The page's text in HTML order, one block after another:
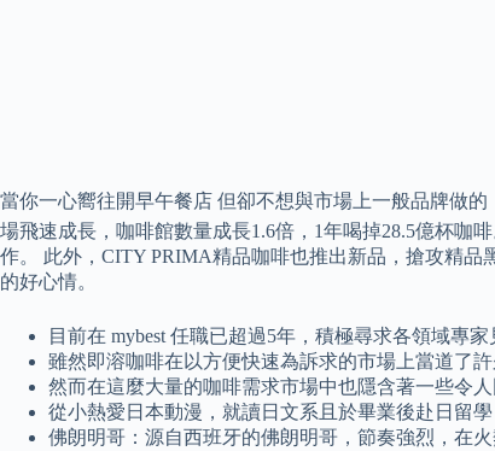
當你一心嚮往開早午餐店 但卻不想與市場上一般品牌做
場飛速成長，咖啡館數量成長1.6倍，1年喝掉28.5億杯咖
作。 此外，CITY PRIMA精品咖啡也推出新品，搶攻精
的好心情。
目前在 mybest 任職已超過5年，積極尋求各領域專
雖然即溶咖啡在以方便快速為訴求的市場上當道了
然而在這麼大量的咖啡需求市場中也隱含著一些令
從小熱愛日本動漫，就讀日文系且於畢業後赴日留
佛朗明哥：源自西班牙的佛朗明哥，節奏強烈，在